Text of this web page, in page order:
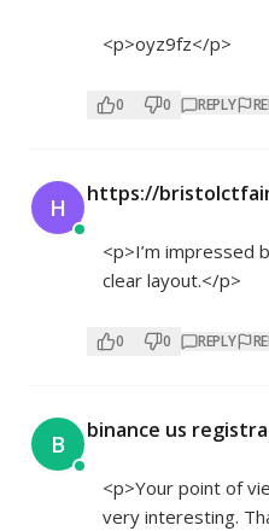
<p>oyz9fz</p>
0 0 REPLY
H https://
<p>I’m impressed
clear layout.</p>
0 0 REPLY
B binance us
<p>Your point of
very interesting.